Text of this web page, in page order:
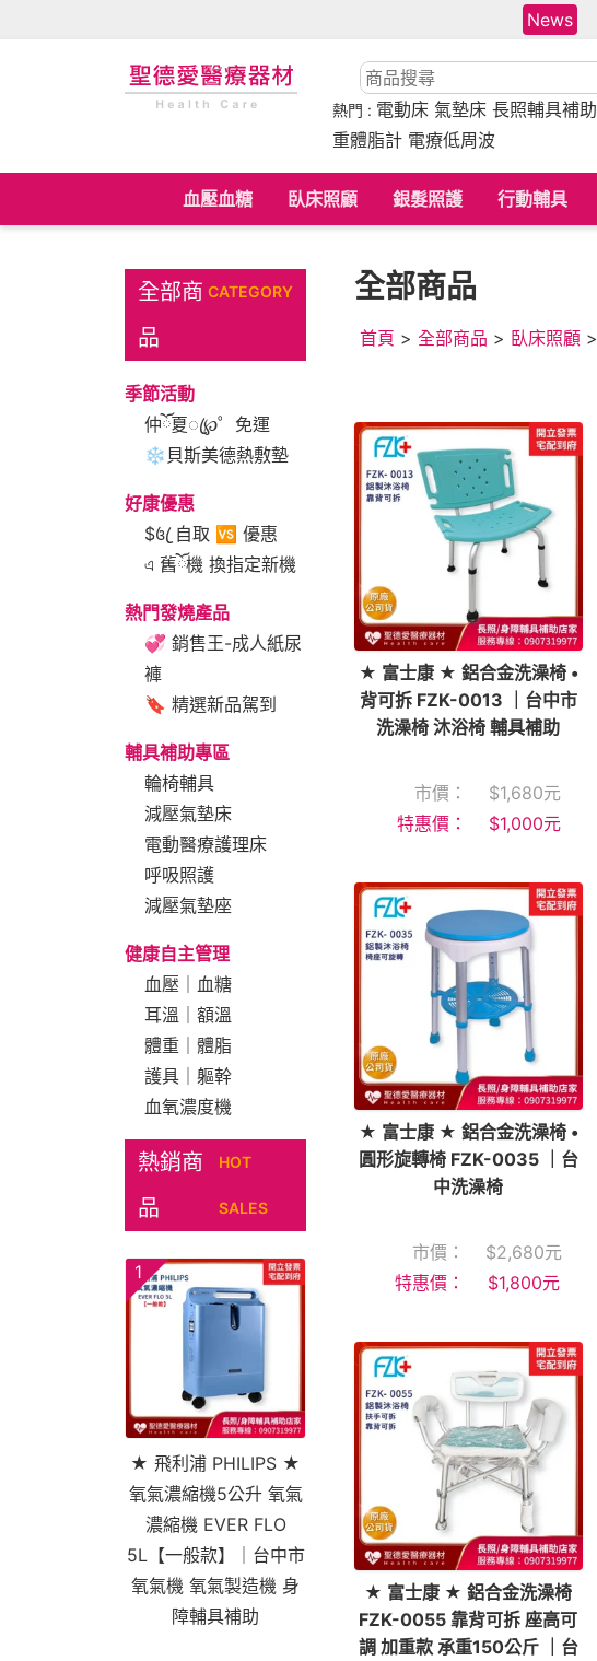
News
熱門 : 電動床 氣墊床 長照輔具補助
重體脂計 電療低周波
血壓血糖 臥床照顧 銀髮照護 行動輔具
全部商
品
CATEGORY
季節活動
仲ོ夏ꦿ℘゜免運
❄貝斯美德熱敷墊
好康優惠
$꧔ꦿ 自取 🆚 優惠
এ 舊ོ機 換指定新機
熱門發燒產品
💞 銷售王-成人紙尿
褲
🔖 精選新品駕到
輔具補助專區
輪椅輔具
減壓氣墊床
電動醫療護理床
呼吸照護
減壓氣墊座
健康自主管理
血壓｜血糖
耳溫｜額溫
體重｜體脂
護具｜軀幹
血氧濃度機
熱銷商
品
HOT
SALES
1
★ 飛利浦 PHILIPS ★
氧氣濃縮機5公升 氧氣
濃縮機 EVER FLO
5L【一般款】｜台中市
氧氣機 氧氣製造機 身
障輔具補助
全部商品
首頁 > 全部商品 > 臥床照顧 >
★ 富士康 ★ 鋁合金洗澡椅 •
背可拆 FZK-0013 ｜台中市
洗澡椅 沐浴椅 輔具補助
市價： $1,680元
特惠價：
$1,000元
★ 富士康 ★ 鋁合金洗澡椅 •
圓形旋轉椅 FZK-0035 ｜台
中洗澡椅
市價： $2,680元
特惠價：
$1,800元
★ 富士康 ★ 鋁合金洗澡椅
FZK-0055 靠背可拆 座高可
調 加重款 承重150公斤 ｜台